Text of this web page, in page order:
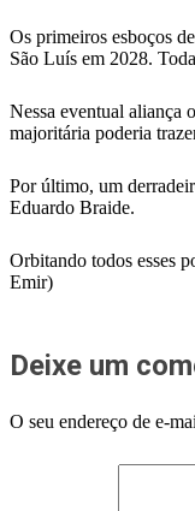
Os primeiros esboços
São Luís em 2028.
Nessa eventual aliança
majoritária poderia
Por último, um
Eduardo Braide.
Orbitando todos esses
Emir)
Deixe um
O seu endereço de e-